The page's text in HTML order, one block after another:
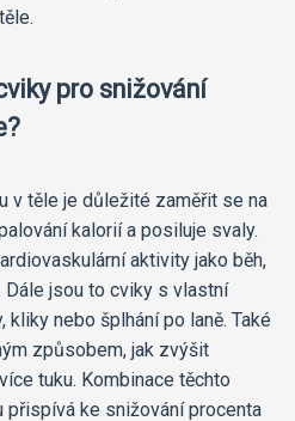
pro snižování
v těle je důležité zaměřit se na
kalorií a posiluje svaly.
aktivity jako běh,
Dále jsou to cviky s vlastní
kliky nebo šplhání po laně. Také
způsobem, jak zvýšit
tuku. Kombinace těchto
přispívá ke snižování procenta